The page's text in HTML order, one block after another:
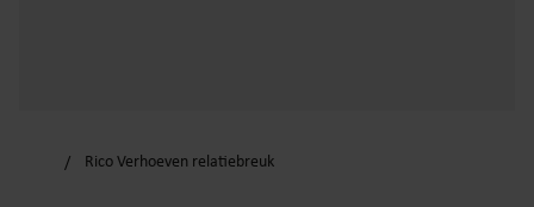
Rico Verhoeven relatiebreuk